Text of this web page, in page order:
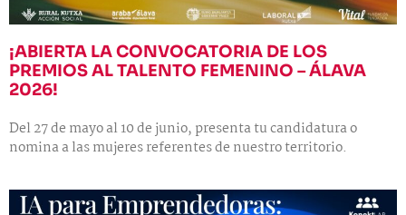
¡ABIERTA LA CONVOCATORIA DE LOS
PREMIOS AL TALENTO FEMENINO – ÁLAVA
2026!
Del 27 de mayo al 10 de junio, presenta tu candidatura o
nomina a las mujeres referentes de nuestro territorio.